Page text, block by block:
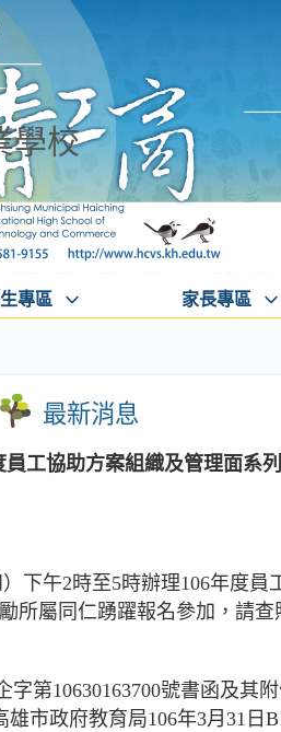
學校
專區 家長專區
最新消息
工協助方案組織及管理面系
下午2時至5時辦理106年度
所屬同仁踴躍報名參加，請查
第10630163700號書函及其
市政府教育局106年3月31日